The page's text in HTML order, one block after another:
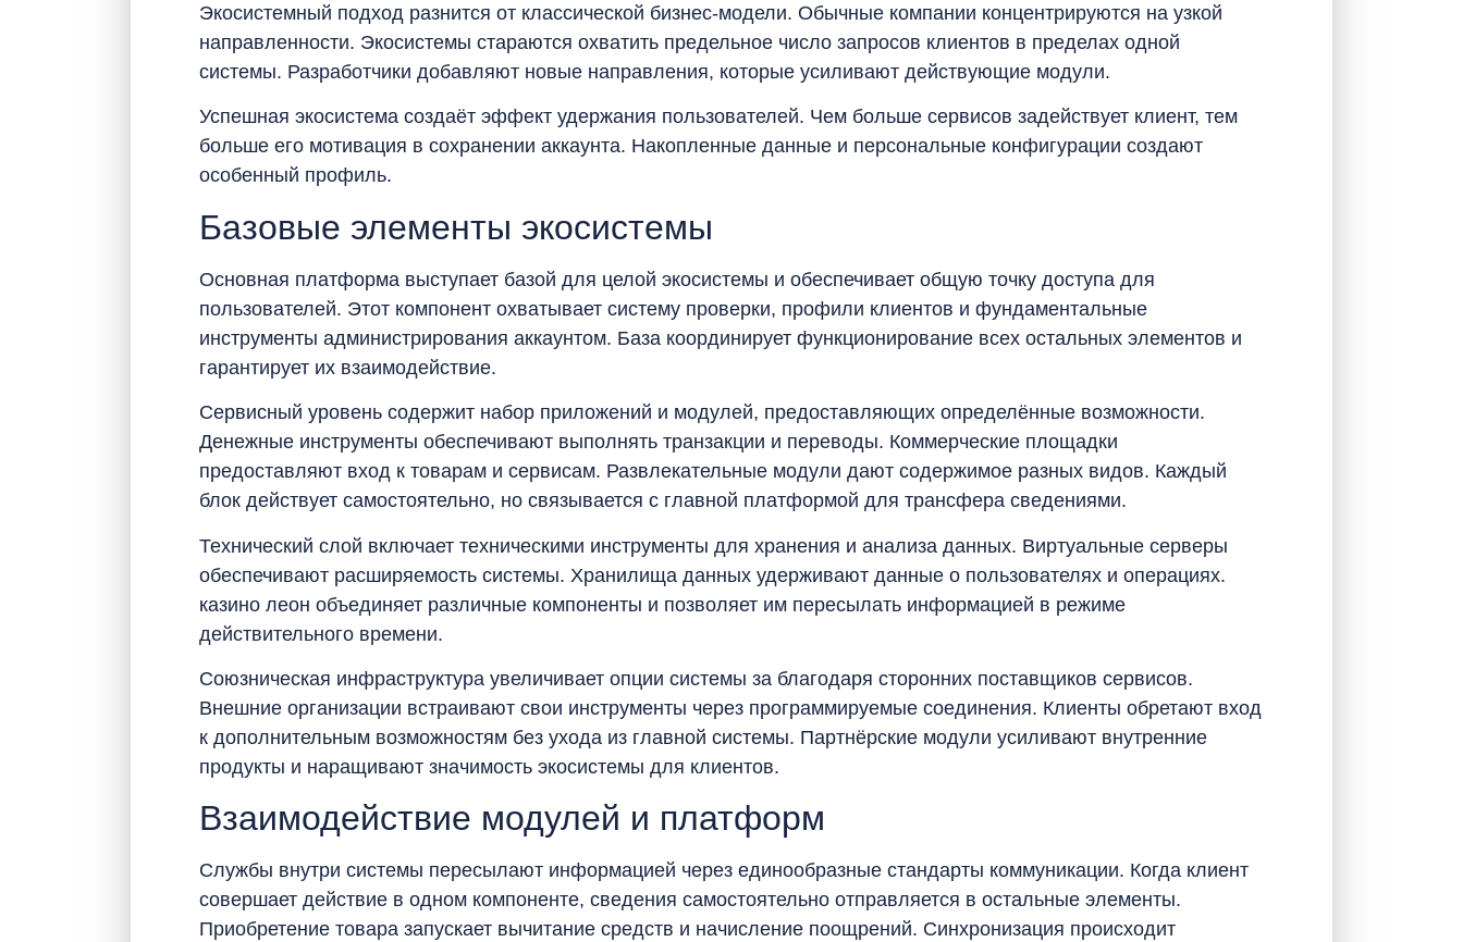
Экосистемный подход разнится от классической бизнес-модели. Обычные компании концентрируются на узкой
направленности. Экосистемы стараются охватить предельное число запросов клиентов в пределах одной
системы. Разработчики добавляют новые направления, которые усиливают действующие модули.
Успешная экосистема создаёт эффект удержания пользователей. Чем больше сервисов задействует клиент, тем
больше его мотивация в сохранении аккаунта. Накопленные данные и персональные конфигурации создают
особенный профиль.
Базовые элементы экосистемы
Основная платформа выступает базой для целой экосистемы и обеспечивает общую точку доступа для
пользователей. Этот компонент охватывает систему проверки, профили клиентов и фундаментальные
инструменты администрирования аккаунтом. База координирует функционирование всех остальных элементов и
гарантирует их взаимодействие.
Сервисный уровень содержит набор приложений и модулей, предоставляющих определённые возможности.
Денежные инструменты обеспечивают выполнять транзакции и переводы. Коммерческие площадки
предоставляют вход к товарам и сервисам. Развлекательные модули дают содержимое разных видов. Каждый
блок действует самостоятельно, но связывается с главной платформой для трансфера сведениями.
Технический слой включает техническими инструменты для хранения и анализа данных. Виртуальные серверы
обеспечивают расширяемость системы. Хранилища данных удерживают данные о пользователях и операциях.
казино леон объединяет различные компоненты и позволяет им пересылать информацией в режиме
действительного времени.
Союзническая инфраструктура увеличивает опции системы за благодаря сторонних поставщиков сервисов.
Внешние организации встраивают свои инструменты через программируемые соединения. Клиенты обретают вход
к дополнительным возможностям без ухода из главной системы. Партнёрские модули усиливают внутренние
продукты и наращивают значимость экосистемы для клиентов.
Взаимодействие модулей и платформ
Службы внутри системы пересылают информацией через единообразные стандарты коммуникации. Когда клиент
совершает действие в одном компоненте, сведения самостоятельно отправляется в остальные элементы.
Приобретение товара запускает вычитание средств и начисление поощрений. Синхронизация происходит